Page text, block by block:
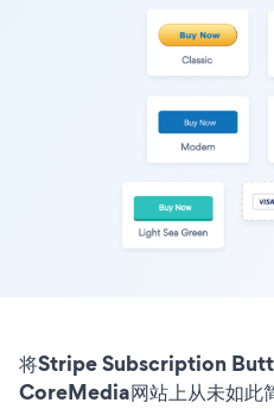
将Stripe Subscription
CoreMedia网站上从未如此